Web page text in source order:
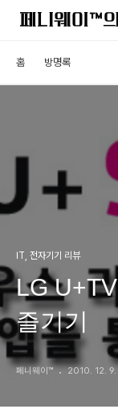
홈 방명록
IT, 전자기기 리뷰
LG
즐기기
페니웨이™ 2010. 12.